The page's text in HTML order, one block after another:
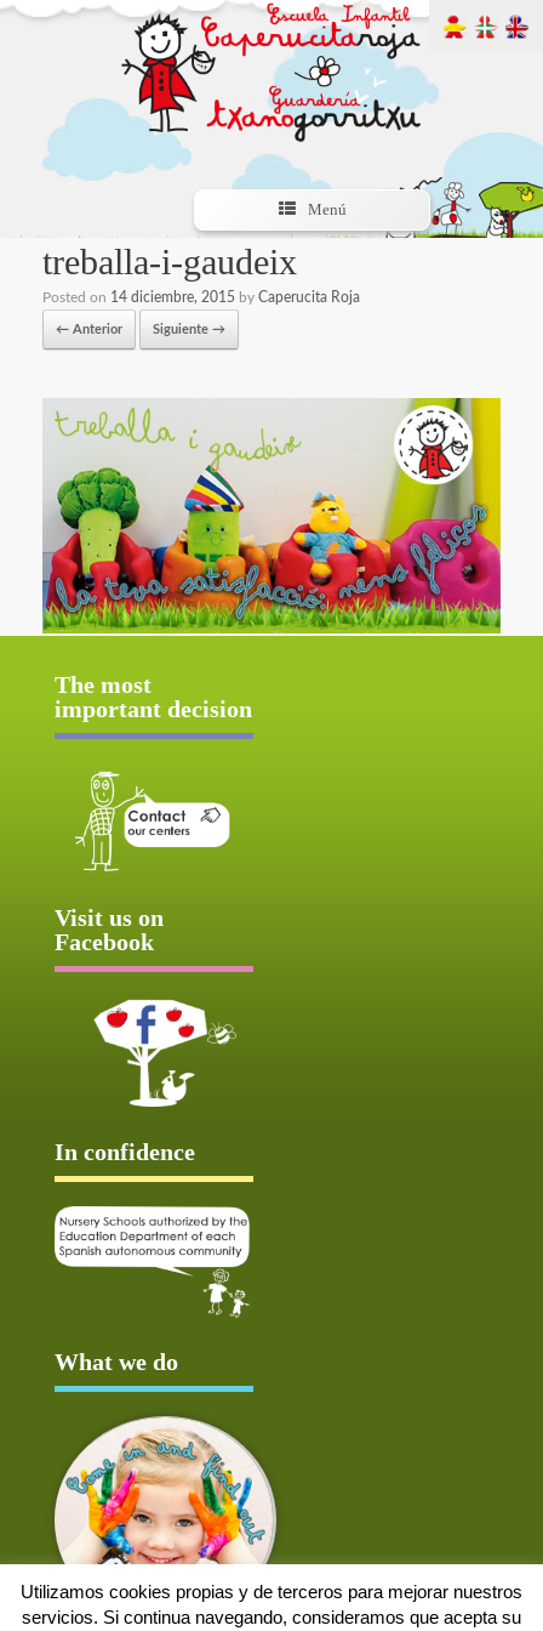
Menú
treballa-i-gaudeix
Posted on 14 diciembre, 2015 by Caperucita Roja
← Anterior Siguiente →
The most
important decision
Visit us on
Facebook
In confidence
What we do
Utilizamos cookies propias y de terceros para mejorar nuestros
servicios. Si continua navegando, consideramos que acepta su